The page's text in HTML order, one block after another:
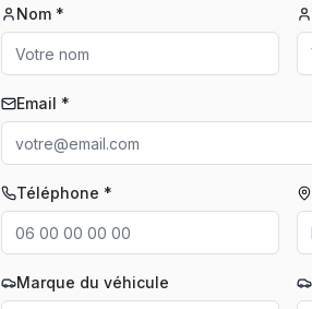
Nom *
Email *
Téléphone *
Marque du véhicule